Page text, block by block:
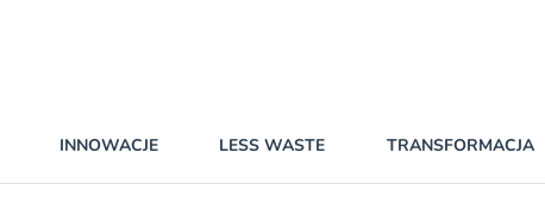
INNOWACJE LESS WASTE TRANSFORMACJA